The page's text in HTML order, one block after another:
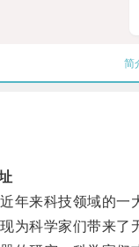
简
来科技领域的一大
科学家们带来了无